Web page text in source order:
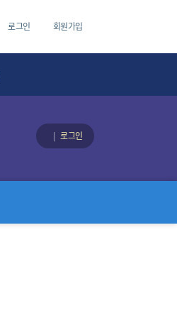
로그인 회원가입
로그인